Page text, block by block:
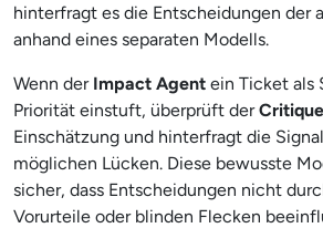
hinterfragt es die Entscheidungen der
anhand eines separaten Modells.
Wenn der Impact Agent ein Ticket als
Priorität einstuft, überprüft der
Einschätzung und hinterfragt die
möglichen Lücken. Diese bewusste
sicher, dass Entscheidungen nicht
Vorurteile oder blinden Flecken